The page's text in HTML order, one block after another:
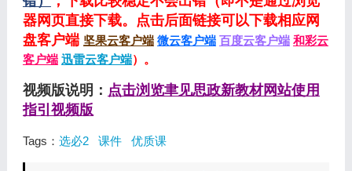
器网页直接下载。点击后面链接可以下载相应网
盘客户端 坚果云客户端 微云客户端 百度云客户端 和彩云
客户端 迅雷云客户端）。
视频版说明： 点击浏览聿见思政新教材网站使用
指引视频版
Tags： 选必2 课件 优质课